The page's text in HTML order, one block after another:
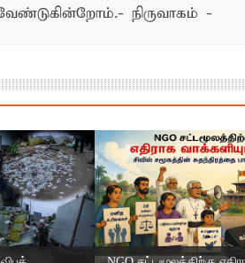
நிருவாகம் -